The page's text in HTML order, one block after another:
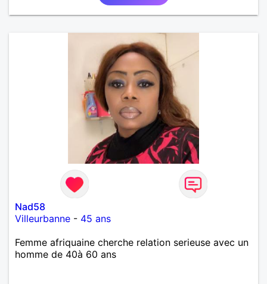
Nad58
Villeurbanne - 45 ans
Femme afriquaine cherche relation serieuse avec un
homme de 40à 60 ans